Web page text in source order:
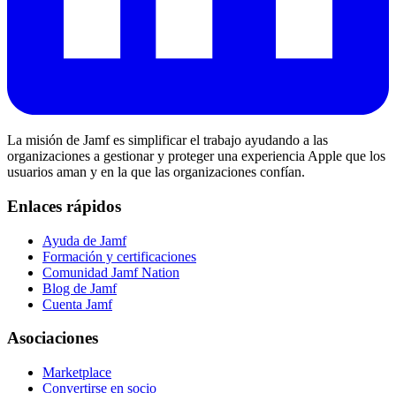
La misión de Jamf es simplificar el trabajo ayudando a las
organizaciones a gestionar y proteger una experiencia Apple que los
usuarios aman y en la que las organizaciones confían.
Enlaces rápidos
Ayuda de Jamf
Formación y certificaciones
Comunidad Jamf Nation
Blog de Jamf
Cuenta Jamf
Asociaciones
Marketplace
Convertirse en socio